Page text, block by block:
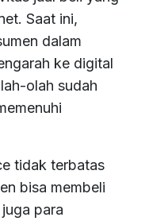
Saat ini,
dalam
ke digital
olah sudah
tidak terbatas
bisa membeli
para